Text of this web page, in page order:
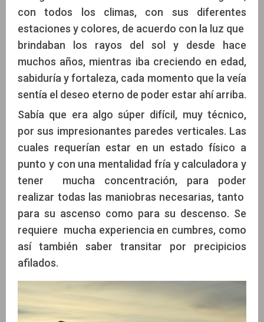
con todos los climas, con sus diferentes
estaciones y colores, de acuerdo con la luz que
brindaban los rayos del sol y desde hace
muchos años, mientras iba creciendo en edad,
sabiduría y fortaleza, cada momento que la veía
sentía el deseo eterno de poder estar ahí arriba.
Sabía que era algo súper difícil, muy técnico,
por sus impresionantes paredes verticales. Las
cuales requerían estar en un estado físico a
punto y con una mentalidad fría y calculadora y
tener mucha concentración, para poder
realizar todas las maniobras necesarias, tanto
para su ascenso como para su descenso. Se
requiere mucha experiencia en cumbres, como
así también saber transitar por precipicios
afilados.